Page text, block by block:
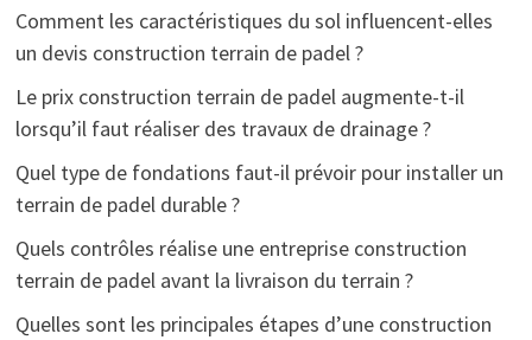
Comment les caractéristiques du sol influencent-elles
un devis construction terrain de padel ?
Le prix construction terrain de padel augmente-t-il
lorsqu’il faut réaliser des travaux de drainage ?
Quel type de fondations faut-il prévoir pour installer un
terrain de padel durable ?
Quels contrôles réalise une entreprise construction
terrain de padel avant la livraison du terrain ?
Quelles sont les principales étapes d’une construction